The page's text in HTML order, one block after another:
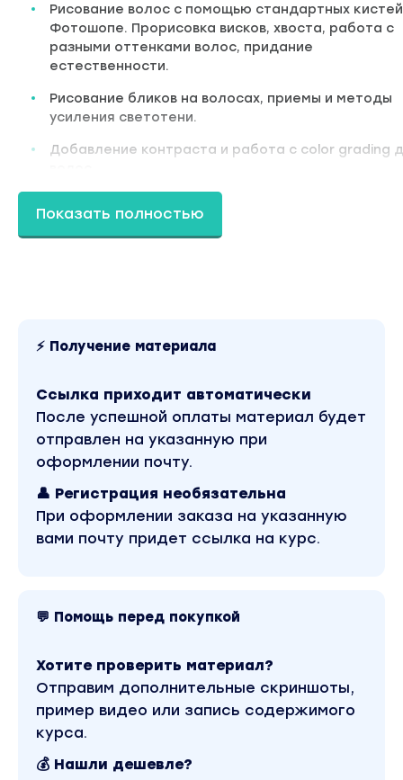
Рисование волос с помощью стандартных
Фотошопе. Прорисовка висков, хвоста, работа с
разными оттенками волос, придание
естественности.
Рисование бликов на волосах, приемы и методы
усиления светотени.
Добавление контраста и работа с color grading
Проявка в Камере роу и построение формы с
Усиление плотности с помощью подкладочных
слоев в ЧР, растушевка, форма
Работа со стрелками без эффекта
естественный вид стрелки.
Ретушь макияжа cut crease + стрелка, рисование
цвета.
пересадка бровей, рисование бровей.
Зубы и как их ретушировать. Цвет, яркость,
Ретушь белка глаза с естественным эффектом.
Ретушь маникюра: отросший гель-лак,
Показать полностью
⚡ Получение материала
Ссылка приходит автоматически
После успешной оплаты материал будет
отправлен на указанную при
оформлении почту.
👤 Регистрация необязательна
При оформлении заказа на указанную
вами почту придет ссылка на курс.
💬 Помощь перед покупкой
Хотите проверить материал?
Отправим дополнительные скриншоты,
пример видео или запись содержимого
курса.
💰 Нашли дешевле?